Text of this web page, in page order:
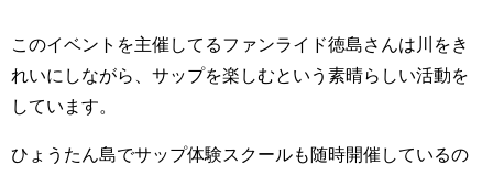
このイベントを主催してるファンライド徳島さんは川をき
れいにしながら、サップを楽しむという素晴らしい活動を
しています。
ひょうたん島でサップ体験スクールも随時開催しているの